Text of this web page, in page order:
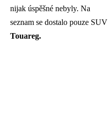
nijak úspěšné nebyly. Na
seznam se dostalo pouze SUV
Touareg.